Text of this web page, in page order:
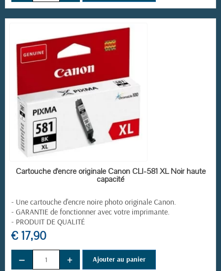
EN STOCK
Cartouche d'encre originale Canon CLI-581 XL Noir haute
capacité
- Une cartouche d'encre noire photo originale Canon.
- GARANTIE de fonctionner avec votre imprimante.
- PRODUIT DE QUALITÉ
€ 17,90
− + Ajouter au panier